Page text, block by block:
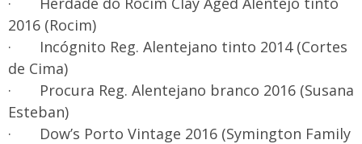
2016 (Rocim)
· Incógnito Reg. Alentejano tinto 2014 (Cortes
de Cima)
· Procura Reg. Alentejano branco 2016 (Susana
Esteban)
· Dow’s Porto Vintage 2016 (Symington Family